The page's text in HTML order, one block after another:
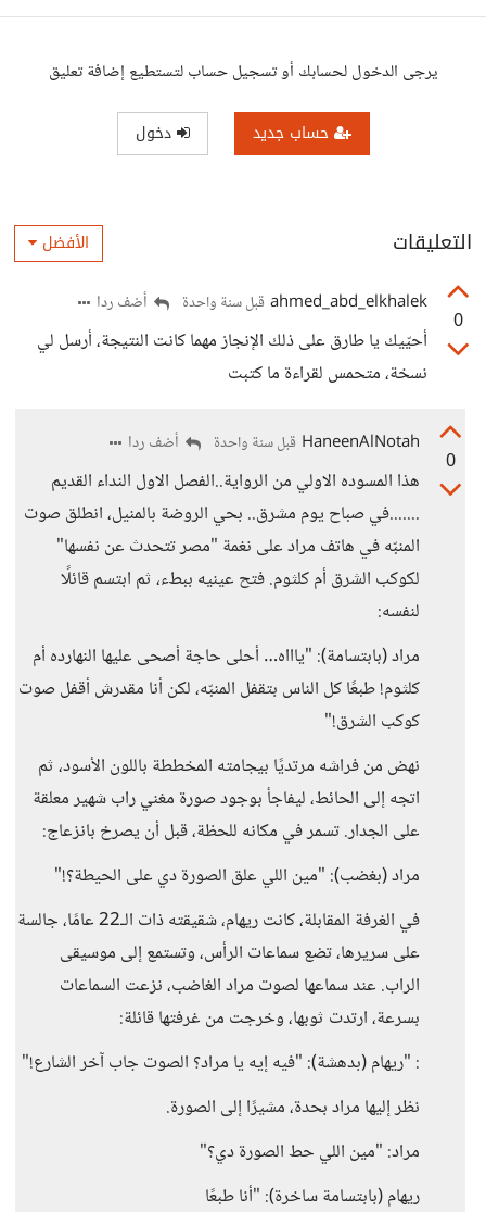
يرجى الدخول لحسابك أو تسجيل حساب لتستطيع إضافة تعليق
حساب جديد دخول
التعليقات الأفضل
0
ahmed_abd_elkhalek قبل سنة واحدة أضف ردا
أحيّيك يا طارق على ذلك الإنجاز مهما كانت النتيجة، أرسل لي
نسخة، متحمس لقراءة ما كتبت
0
HaneenAlNotah قبل سنة واحدة أضف ردا
هذا المسوده الاولي من الرواية..الفصل الاول النداء القديم
.......في صباح يوم مشرق.. بحي الروضة بالمنيل، انطلق صوت
المنبّه في هاتف مراد على نغمة "مصر تتحدث عن نفسها"
لكوكب الشرق أم كلثوم. فتح عينيه ببطء، ثم ابتسم قائلًا
لنفسه:
مراد (بابتسامة): "ياااه… أحلى حاجة أصحى عليها النهارده أم
كلثوم! طبعًا كل الناس بتقفل المنبّه، لكن أنا مقدرش أقفل صوت
كوكب الشرق!"
نهض من فراشه مرتديًا بيجامته المخططة باللون الأسود، ثم
اتجه إلى الحائط، ليفاجأ بوجود صورة مغني راب شهير معلقة
على الجدار. تسمر في مكانه للحظة، قبل أن يصرخ بانزعاج:
مراد (بغضب): "مين اللي علق الصورة دي على الحيطة؟!"
في الغرفة المقابلة، كانت ريهام، شقيقته ذات الـ22 عامًا، جالسة
على سريرها، تضع سماعات الرأس، وتستمع إلى موسيقى
الراب. عند سماعها لصوت مراد الغاضب، نزعت السماعات
بسرعة، ارتدت ثوبها، وخرجت من غرفتها قائلة:
: "ريهام (بدهشة): "فيه إيه يا مراد؟ الصوت جاب آخر الشارع!"
نظر إليها مراد بحدة، مشيرًا إلى الصورة.
مراد: "مين اللي حط الصورة دي؟"
ريهام (بابتسامة ساخرة): "أنا طبعًا